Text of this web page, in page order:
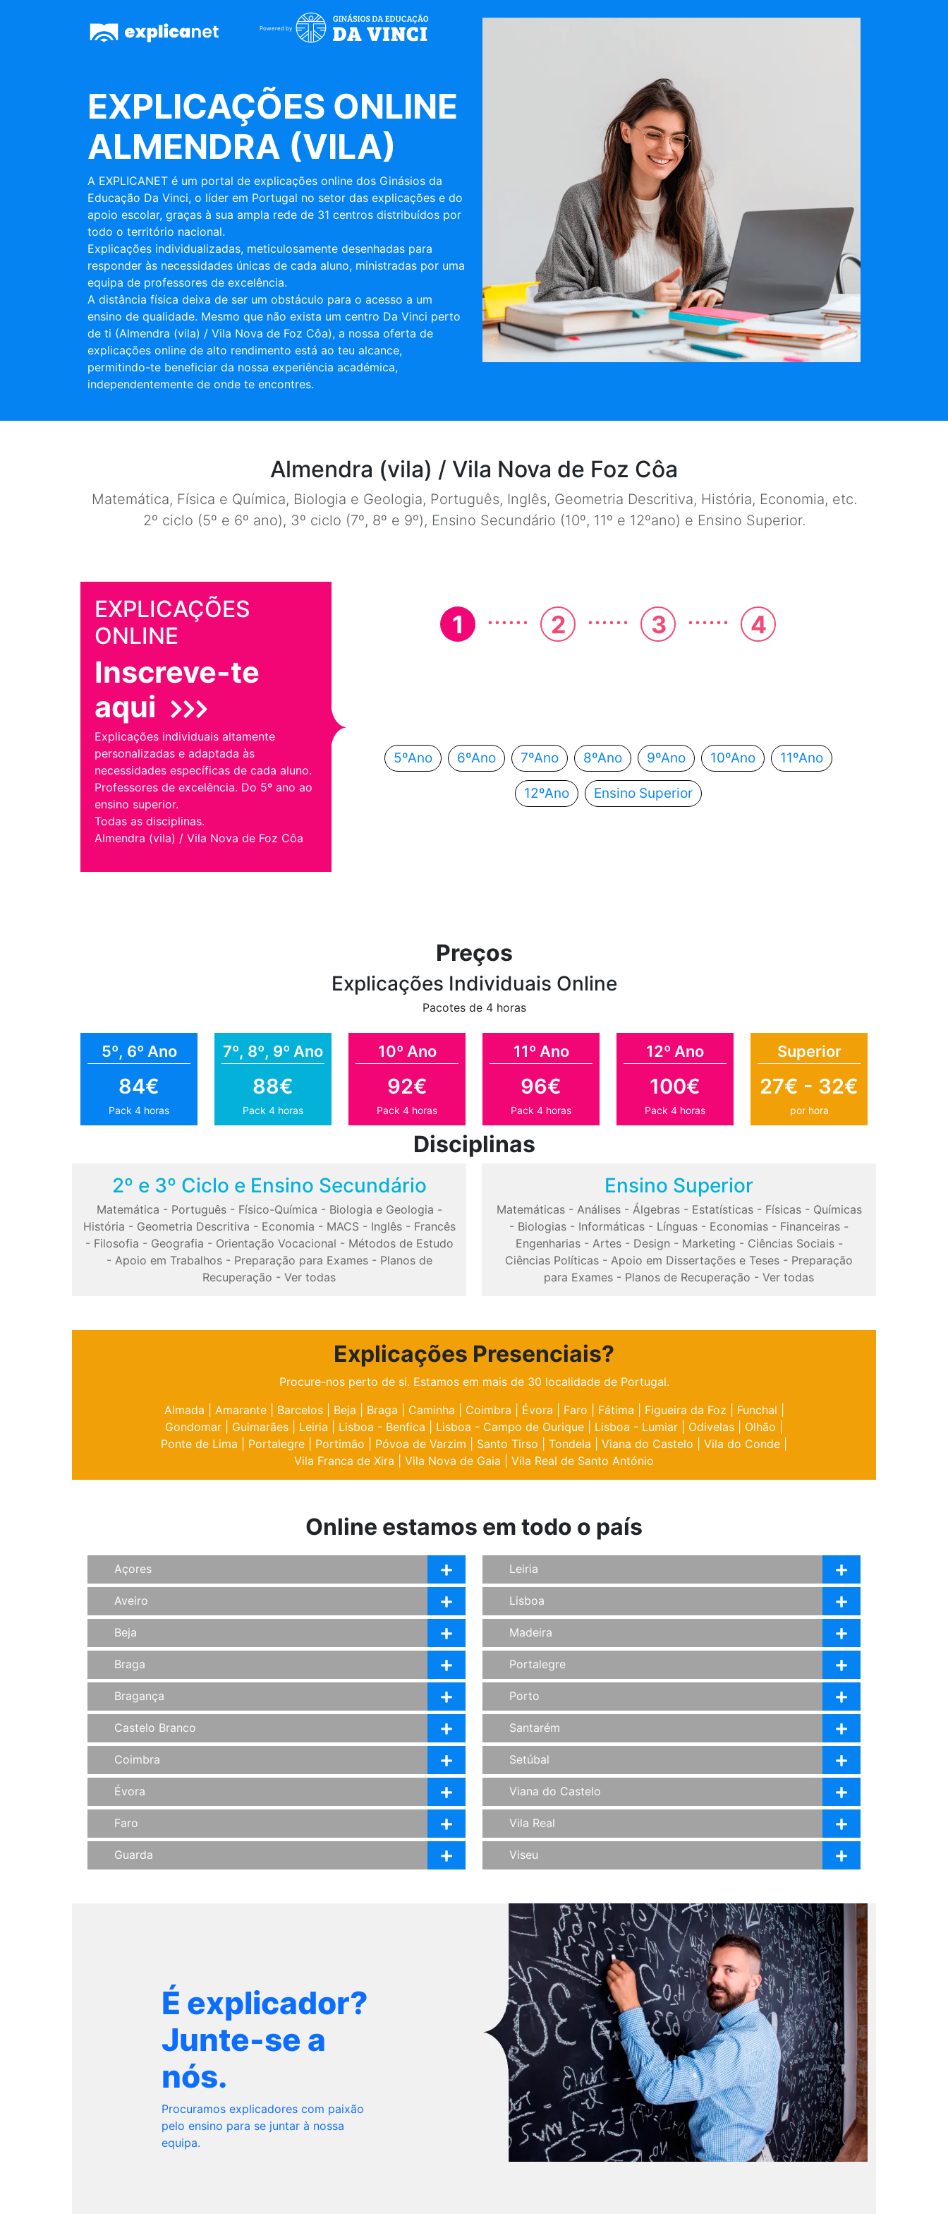
Powered by
EXPLICAÇÕES ONLINE
ALMENDRA (VILA)
A EXPLICANET é um portal de explicações online dos Ginásios da
Educação Da Vinci, o líder em Portugal no setor das explicações e do
apoio escolar, graças à sua ampla rede de 31 centros distribuídos por
todo o território nacional.
Explicações individualizadas, meticulosamente desenhadas para
responder às necessidades únicas de cada aluno, ministradas por uma
equipa de professores de excelência.
A distância física deixa de ser um obstáculo para o acesso a um
ensino de qualidade. Mesmo que não exista um centro Da Vinci perto
de ti (Almendra (vila) / Vila Nova de Foz Côa), a nossa oferta de
explicações online de alto rendimento está ao teu alcance,
permitindo-te beneficiar da nossa experiência académica,
independentemente de onde te encontres.
Almendra (vila) / Vila Nova de Foz Côa
Matemática, Física e Química, Biologia e Geologia, Português, Inglês, Geometria Descritiva, História, Economia, etc.
2º ciclo (5º e 6º ano), 3º ciclo (7º, 8º e 9º), Ensino Secundário (10º, 11º e 12ºano) e Ensino Superior.
EXPLICAÇÕES
ONLINE
Inscreve-te
aqui
Explicações individuais altamente
personalizadas e adaptada às
necessidades específicas de cada aluno.
Professores de excelência. Do 5º ano ao
ensino superior.
Todas as disciplinas.
Almendra (vila) / Vila Nova de Foz Côa
1 ...... 2 ...... 3 ...... 4
5ºAno 6ºAno 7ºAno 8ºAno 9ºAno 10ºAno 11ºAno
12ºAno Ensino Superior
Preços
Explicações Individuais Online
Pacotes de 4 horas
5º, 6º Ano
84€
Pack 4 horas
7º, 8º, 9º Ano
88€
Pack 4 horas
10º Ano
92€
Pack 4 horas
11º Ano
96€
Pack 4 horas
12º Ano
100€
Pack 4 horas
Superior
27€ - 32€
por hora
Disciplinas
2º e 3º Ciclo e Ensino Secundário
Matemática - Português- Físico-Química - Biologia e Geologia -
História - Geometria Descritiva - Economia - MACS- Inglês- Francês
- Filosofia - Geografia - Orientação Vocacional - Métodos de Estudo
- Apoio em Trabalhos- Preparação para Exames- Planos de
Recuperação - Ver todas
Ensino Superior
Matemáticas- Análises- Álgebras- Estatísticas- Físicas- Químicas
- Biologias - Informáticas - Línguas - Economias - Financeiras -
Engenharias- Artes- Design - Marketing - Ciências Sociais-
Ciências Políticas - Apoio em Dissertações e Teses - Preparação
para Exames - Planos de Recuperação - Ver todas
Explicações Presenciais?
Procure-nos perto de si. Estamos em mais de 30 localidade de Portugal.
Almada
Amarante Barcelos Beja Braga Caminha Coimbra Évora Faro Fátima Figueira da Foz Funchal
Gondomar
Guimarães Leiria Lisboa - Benfica Lisboa - Campo de Ourique Lisboa - Lumiar Odivelas Olhão
Ponte de Lima
Portalegre Portimão Póvoa de Varzim Santo Tirso Tondela Viana do Castelo Vila do Conde
Vila Franca de Xira
Vila Nova de Gaia Vila Real de Santo António
Online estamos em todo o país
Açores
Aveiro
Beja
Braga
Bragança
Castelo Branco
Coimbra
Évora
Faro
Guarda
Leiria
Lisboa
Madeira
Portalegre
Porto
Santarém
Setúbal
Viana do Castelo
Vila Real
Viseu
É explicador?
Junte-se a
nós.
Procuramos explicadores com paixão
pelo ensino para se juntar à nossa
equipa.